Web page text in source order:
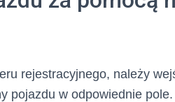
rejestracyjnego, należy
pojazdu w odpowiednie pole.